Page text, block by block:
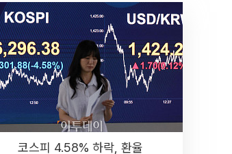
코스피 4.58% 하락, 환율